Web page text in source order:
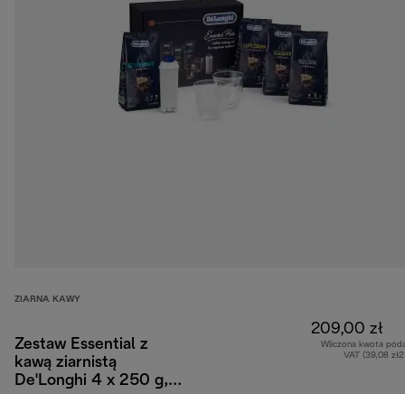
ZIARNA KAWY
Zestaw Essential z
kawą ziarnistą
De'Longhi 4 x 250 g,
209,00 zł
Wliczona kwota
VAT (39,08